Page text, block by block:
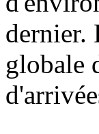
dernier.
globale